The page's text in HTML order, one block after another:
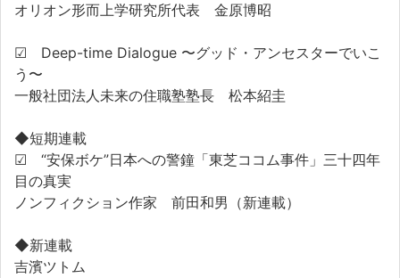
オリオン形而上学研究所代表 金原博昭
☑ Deep-time Dialogue 〜グッド・アンセスターでいこ
う〜
一般社団法人未来の住職塾塾長 松本紹圭
◆短期連載
☑ “安保ボケ”日本への警鐘「東芝ココム事件」三十四年
目の真実
ノンフィクション作家 前田和男（新連載）
◆新連載
吉濱ツトム